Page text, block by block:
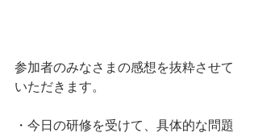
参加者のみなさまの感想を抜粋させて
いただきます。
・今日の研修を受けて、具体的な問題